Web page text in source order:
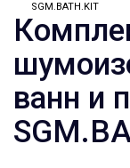
SGM.BATH.KIT
ванн и